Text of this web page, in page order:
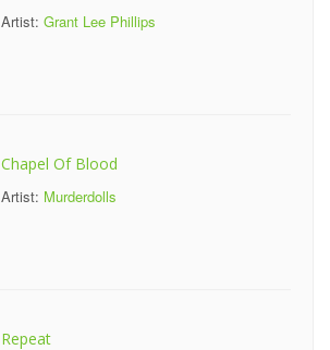
Artist: Grant Lee Phillips
Chapel Of Blood
Artist: Murderdolls
Repeat